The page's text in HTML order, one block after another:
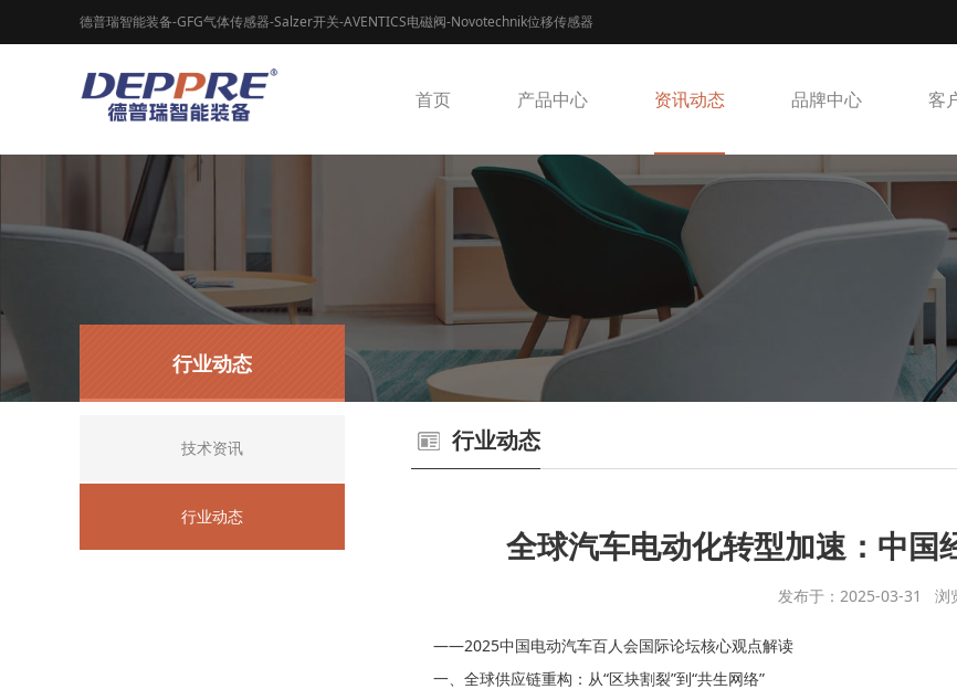
德普瑞智能装备-GFG气体传感器-Salzer开关-AVENTICS电磁阀-Novotechnik位移传感器
首页 产品中心 资讯动态 品牌中心 客
行业动态
技术资讯
行业动态
行业动态
全球汽车电动化转型加速：中国
发布于：2025-03-31 浏
——2025中国电动汽车百人会国际论坛核心观点解读
一、全球供应链重构：从“区块割裂”到“共生网络”